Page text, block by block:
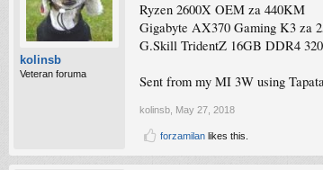
kolinsb
Veteran foruma
Ryzen 2600X OEM za 440KM
Gigabyte AX370 Gaming K3 za
G.Skill TridentZ 16GB DDR4
Sent from my MI 3W using
kolinsb May 27, 2018
forzamilan likes this.